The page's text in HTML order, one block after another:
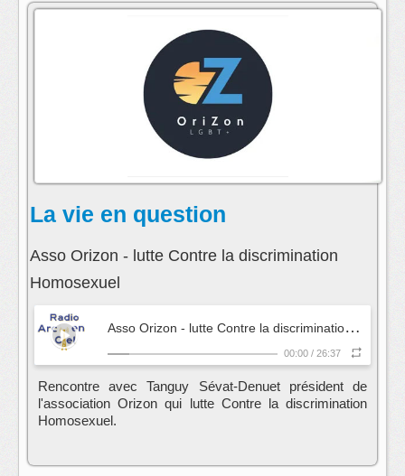
s'abonner au fil rss de cette emission:
La vie en question
Asso Orizon - lutte Contre la discrimination
Homosexuel
A
sso Orizon - lutte Contre la discrimination Homosexuel
00:00 / 26:37
Rencontre avec Tanguy Sévat-Denuet président de
l'association Orizon qui lutte Contre la discrimination
Homosexuel.